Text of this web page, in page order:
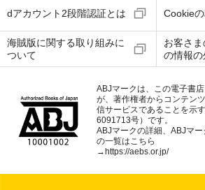
dアカウント2段階認証とは Cookie
海賊版に関する取り組みに
ついて
お客さ
の情報
ABJマークは、この電子書
が、著作権者からコンテン
信サービスであることを示
6091713号）です。
ABJマークの詳細、ABJマ
の一覧はこちら
→ https://aebs.or.jp/